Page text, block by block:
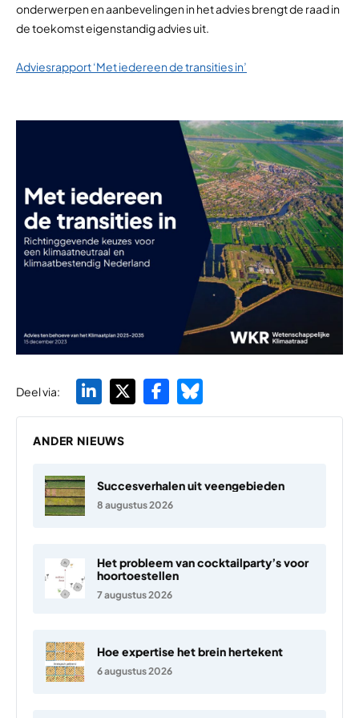
onderwerpen en aanbevelingen in het advies brengt de raad in
de toekomst eigenstandig advies uit.
Adviesrapport ‘Met iedereen de transities in’
Deel via:
ANDER NIEUWS
Succesverhalen uit veengebieden
8 augustus 2026
Het probleem van cocktailparty’s voor
hoortoestellen
7 augustus 2026
Hoe expertise het brein hertekent
6 augustus 2026